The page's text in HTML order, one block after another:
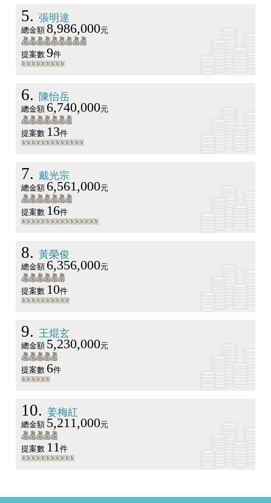
5 張明達
總金額 8,986,000元
提案數 9件
6 陳怡岳
總金額 6,740,000元
提案數 13件
7 戴光宗
總金額 6,561,000元
提案數 16件
8 黃榮俊
總金額 6,356,000元
提案數 10件
9 王焜玄
總金額 5,230,000元
提案數 6件
10 姜梅紅
總金額 5,211,000元
提案數 11 件